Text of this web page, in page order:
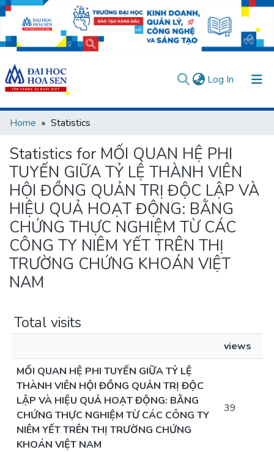
Log In (current)
Communities & Collections
All of DSpace
User guides
Usage rules
Verify account
Home Statistics
Statistics for MỐI QUAN HỆ PHI
TUYẾN GIỮA TỶ LỆ THÀNH VIÊN
HỘI ĐỒNG QUẢN TRỊ ĐỘC LẬP VÀ
HIỆU QUẢ HOẠT ĐỘNG: BẰNG
CHỨNG THỰC NGHIỆM TỪ CÁC
CÔNG TY NIÊM YẾT TRÊN THỊ
TRƯỜNG CHỨNG KHOÁN VIỆT
NAM
Total visits
views
MỐI QUAN HỆ PHI TUYẾN GIỮA TỶ LỆ
THÀNH VIÊN HỘI ĐỒNG QUẢN TRỊ ĐỘC
LẬP VÀ HIỆU QUẢ HOẠT ĐỘNG: BẰNG
CHỨNG THỰC NGHIỆM TỪ CÁC CÔNG TY
NIÊM YẾT TRÊN THỊ TRƯỜNG CHỨNG
KHOÁN VIỆT NAM
39